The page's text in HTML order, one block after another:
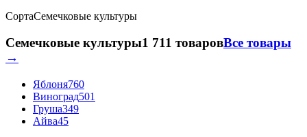
СортаСемечковые культуры
Семечковые культуры1 711 товаровВсе товары
→
Яблоня760
Виноград501
Груша349
Айва45